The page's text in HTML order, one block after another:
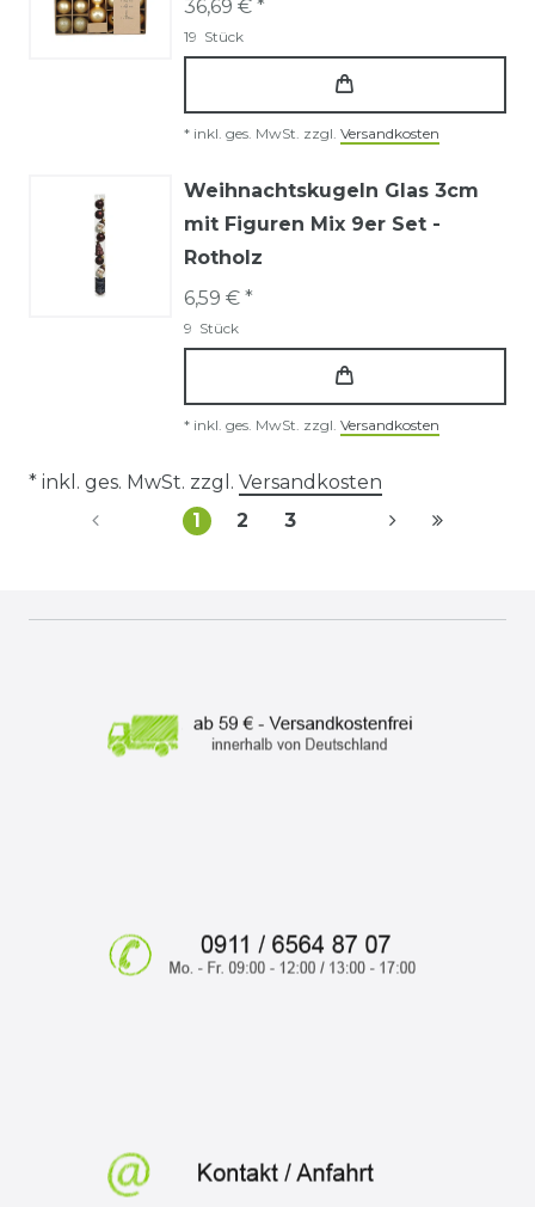
36,69 € *
19 Stück
* inkl. ges. MwSt. zzgl. Versandkosten
Weihnachtskugeln Glas 3cm
mit Figuren Mix 9er Set -
Rotholz
6,59 € *
9 Stück
* inkl. ges. MwSt. zzgl. Versandkosten
* inkl. ges. MwSt. zzgl. Versandkosten
1
2 3